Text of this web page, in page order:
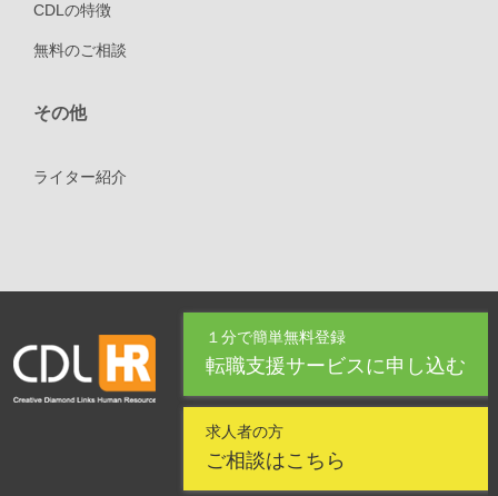
CDLの特徴
無料のご相談
その他
ライター紹介
１分で簡単無料登録
転職支援サービスに申し込む
求人者の方
ご相談はこちら